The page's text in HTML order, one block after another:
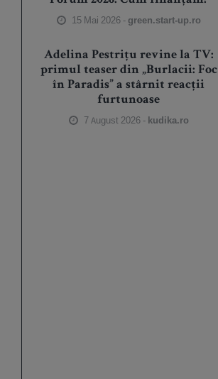
15 Mai 2026 - green.start-up.ro
Adelina Pestrițu revine la TV:
primul teaser din „Burlacii: Foc
în Paradis” a stârnit reacții
furtunoase
7 August 2026 - kudika.ro